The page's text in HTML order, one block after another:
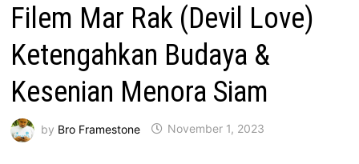
Filem Mar Rak (Devil Love)
Ketengahkan Budaya &
Kesenian Menora Siam
by Bro Framestone November 1, 2023